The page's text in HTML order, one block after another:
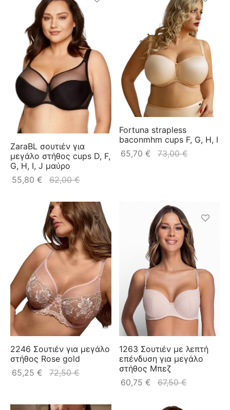
ZaraBL σουτιέν για
μεγάλο στήθος cups D, F,
G, H, I, J μαύρο
55,80 € 62,00€
Fortuna strapless
baconmhm cups F, G, H, I
65,70 € 73,00€
2246 Σουτιέν για μεγάλο
στήθος Rose gold
65,25 € 72,50€
1263 Σουτιέν με λεπτή
επένδυση για μεγάλο
στήθος Μπεζ
60,75 € 67,50€